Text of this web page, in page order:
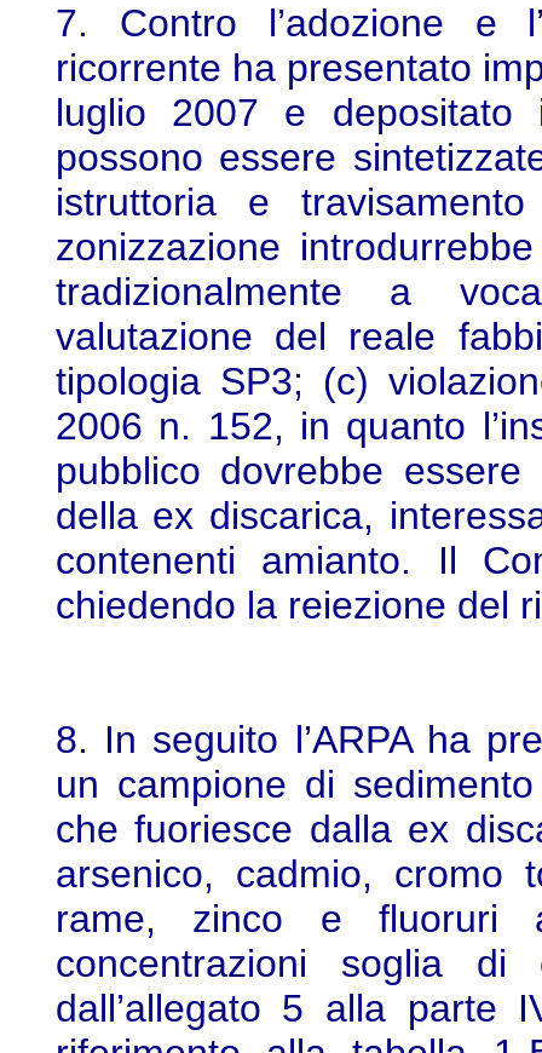
7. Contro l’adozione e
ricorrente ha presentato
luglio 2007 e
possono essere
istruttoria e
zonizzazione
tradizionalmente a
valutazione del reale
tipologia SP3; (c)
2006 n. 152, in quanto
pubblico dovrebbe
della ex discarica,
contenenti amianto. Il
chiedendo la reiezione del
8. In seguito l’ARPA ha
un campione di
che fuoriesce dalla ex
arsenico, cadmio, cromo
rame, zinco e fluoruri
concentrazioni soglia di
dall’allegato 5 alla parte